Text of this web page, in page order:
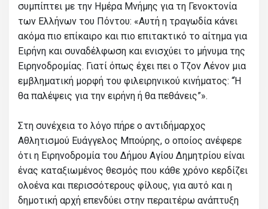
συμπίπτει με την Ημέρα Μνήμης για τη Γενοκτονία
των Ελλήνων του Πόντου: «Αυτή η τραγωδία κάνει
ακόμα πιο επίκαιρο και πιο επιτακτικό το αίτημα για
Ειρήνη και συναδέλφωση και ενισχύει το μήνυμα της
Ειρηνοδρομίας. Γιατί όπως έχει πει ο Τζον Λένον μια
εμβληματική μορφή του φιλειρηνικού κινήματος: “Ή
θα παλέψεις για την ειρήνη ή θα πεθάνεις”».
Στη συνέχεια το λόγο πήρε ο αντιδήμαρχος
Αθλητισμού Ευάγγελος Μπούρης, ο οποίος ανέφερε
ότι η Ειρηνοδρομία του Δήμου Αγίου Δημητρίου είναι
ένας καταξιωμένος θεσμός που κάθε χρόνο κερδίζει
ολοένα και περισσότερους φίλους, για αυτό και η
δημοτική αρχή επενδύει στην περαιτέρω ανάπτυξη